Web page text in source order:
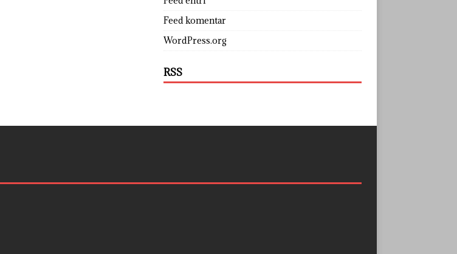
Feed komentar
WordPress.org
RSS